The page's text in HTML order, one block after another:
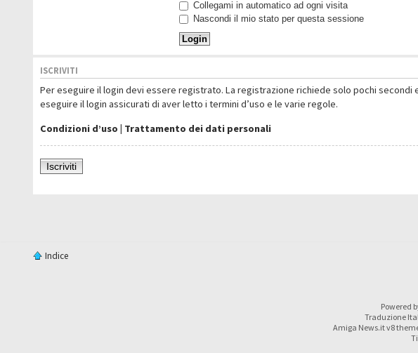
Collegami in automatico ad ogni visita
Nascondi il mio stato per questa sessione
ISCRIVITI
Per eseguire il login devi essere registrato. La registrazione richiede solo pochi secondi
eseguire il login assicurati di aver letto i termini d’uso e le varie regole.
Condizioni d’uso | Trattamento dei dati personali
Iscriviti
Indice
Powered
Traduzione
Amiga News.it v8